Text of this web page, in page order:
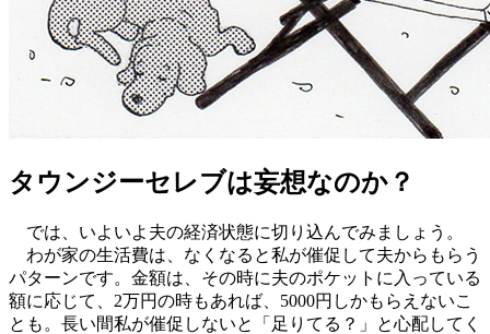
タウンジーセレブは妄想なのか？
では、いよいよ夫の経済状態に切り込んでみましょう。
わが家の生活費は、なくなると私が催促して夫からもらう
パターンです。金額は、その時に夫のポケットに入っている
額に応じて、2万円の時もあれば、5000円しかもらえないこ
とも。長い間私が催促しないと「足りてる？」と心配してく